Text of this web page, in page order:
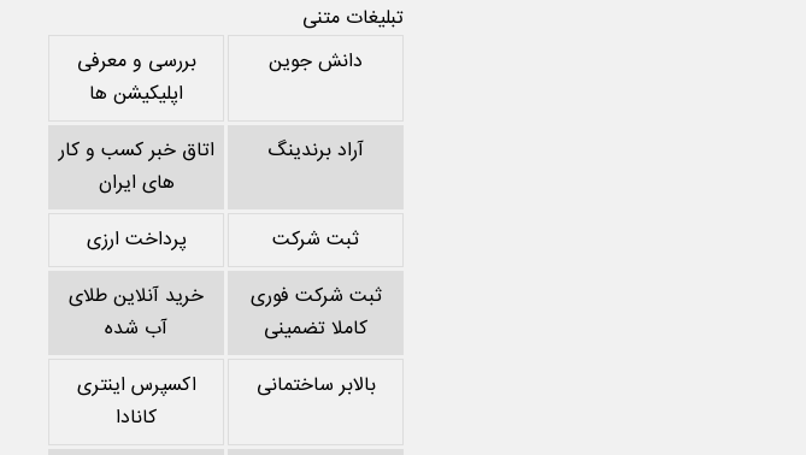
تبلیغات متنی
دانش جوین
بررسی و معرفی
اپلیکیشن ها
آراد برندینگ
اتاق خبر کسب و کار
های ایران
ثبت شرکت
پرداخت ارزی
ثبت شرکت فوری
کاملا تضمینی
خرید آنلاین طلای
آب شده
بالابر ساختمانی
اکسپرس اینتری
کانادا